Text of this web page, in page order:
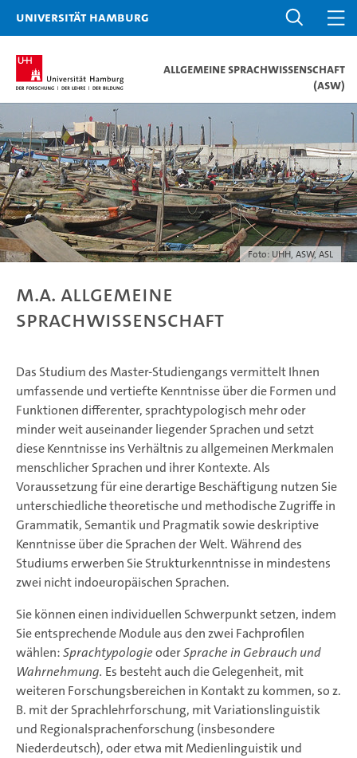
Universität Hamburg
Allgemeine Sprachwissenschaft
(ASW)
Foto: UHH, ASW, ASL
M.A. Allgemeine
Sprachwissenschaft
Das Studium des Master-Studiengangs vermittelt Ihnen
umfassende und vertiefte Kenntnisse über die Formen und
Funktionen differenter, sprachtypologisch mehr oder
minder weit auseinander liegender Sprachen und setzt
diese Kenntnisse ins Verhältnis zu allgemeinen Merkmalen
menschlicher Sprachen und ihrer Kontexte. Als
Voraussetzung für eine derartige Beschäftigung nutzen Sie
unterschiedliche theoretische und methodische Zugriffe in
Grammatik, Semantik und Pragmatik sowie deskriptive
Kenntnisse über die Sprachen der Welt. Während des
Studiums erwerben Sie Strukturkenntnisse in mindestens
zwei nicht indoeuropäischen Sprachen.
Sie können einen individuellen Schwerpunkt setzen, indem
Sie entsprechende Module aus den zwei Fachprofilen
wählen:SprachtypologieoderSprache in Gebrauch und
Wahrnehmung. Es besteht auch die Gelegenheit, mit
weiteren Forschungsbereichen in Kontakt zu kommen, so z.
B. mit der Sprachlehrforschung, mit Variationslinguistik
und Regionalsprachenforschung (insbesondere
Niederdeutsch), oder etwa mit Medienlinguistik und